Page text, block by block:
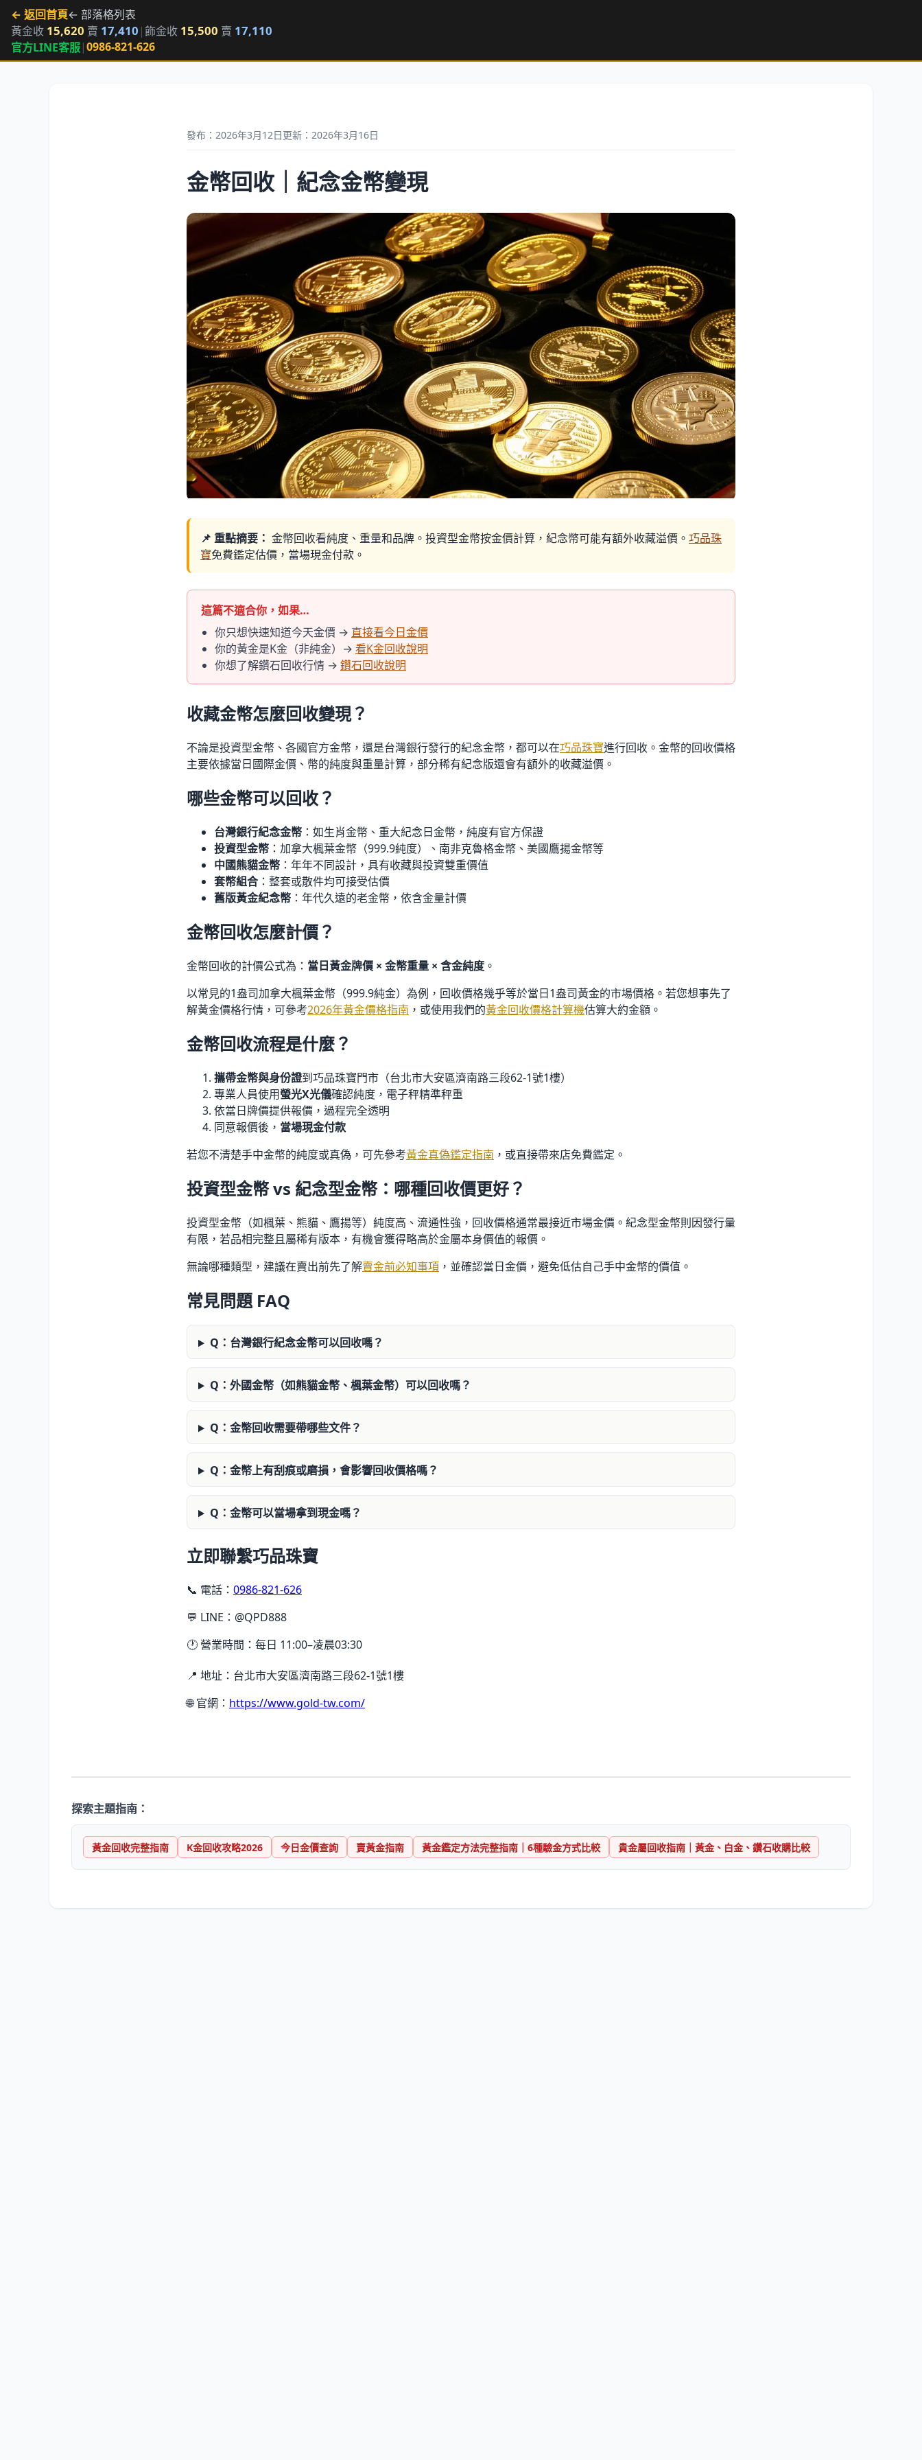
← 返回首頁← 部落格列表
黃金收 15,620 賣 17,410 |飾金收 15,500 賣 17,110
官方LINE客服|0986-821-626
發布：2026年3月12日更新：2026年3月16日
金幣回收｜紀念金幣變現
📌 重點摘要： 金幣回收看純度、重量和品牌。投資型金幣按金價計算，紀念幣可能有額外收藏溢價。 巧品珠
寶免費鑑定估價，當場現金付款。
這篇不適合你，如果…
你只想快速知道今天金價 → 直接看今日金價
你的黃金是K金（非純金）→ 看K金回收說明
你想了解鑽石回收行情 → 鑽石回收說明
收藏金幣怎麼回收變現？
不論是投資型金幣、各國官方金幣，還是台灣銀行發行的紀念金幣，都可以在巧品珠寶進行回收。金幣的回收價格
主要依據當日國際金價、幣的純度與重量計算，部分稀有紀念版還會有額外的收藏溢價。
哪些金幣可以回收？
台灣銀行紀念金幣 ：如生肖金幣、重大紀念日金幣，純度有官方保證
投資型金幣 ：加拿大楓葉金幣（999.9純度）、南非克魯格金幣、美國鷹揚金幣等
中國熊貓金幣 ：年年不同設計，具有收藏與投資雙重價值
套幣組合 ：整套或散件均可接受估價
舊版黃金紀念幣 ：年代久遠的老金幣，依含金量計價
金幣回收怎麼計價？
金幣回收的計價公式為： 當日黃金牌價 × 金幣重量 × 含金純度 。
以常見的1盎司加拿大楓葉金幣（999.9純金）為例，回收價格幾乎等於當日1盎司黃金的市場價格。若您想事先了
解黃金價格行情，可參考2026年黃金價格指南 ，或使用我們的黃金回收價格計算機估算大約金額。
金幣回收流程是什麼？
攜帶金幣與身份證到巧品珠寶門市（台北市大安區濟南路三段62-1號1樓）
專業人員使用螢光X光儀確認純度，電子秤精準秤重
依當日牌價提供報價，過程完全透明
同意報價後， 當場現金付款
若您不清楚手中金幣的純度或真偽，可先參考黃金真偽鑑定指南 ，或直接帶來店免費鑑定。
投資型金幣 vs 紀念型金幣：哪種回收價更好？
投資型金幣（如楓葉、熊貓、鷹揚等）純度高、流通性強，回收價格通常最接近市場金價。紀念型金幣則因發行量
有限，若品相完整且屬稀有版本，有機會獲得略高於金屬本身價值的報價。
無論哪種類型，建議在賣出前先了解賣金前必知事項 ，並確認當日金價，避免低估自己手中金幣的價值。
常見問題 FAQ
Q：台灣銀行紀念金幣可以回收嗎？
Q：外國金幣（如熊貓金幣、楓葉金幣）可以回收嗎？
Q：金幣回收需要帶哪些文件？
Q：金幣上有刮痕或磨損，會影響回收價格嗎？
Q：金幣可以當場拿到現金嗎？
立即聯繫巧品珠寶
📞 電話： 0986-821-626
💬 LINE：@QPD888
🕐 營業時間：每日 11:00–凌晨03:30
📍 地址：台北市大安區濟南路三段62-1號1樓
🌐 官網： https://www.gold-tw.com/
探索主題指南：
黃金回收完整指南 K金回收攻略2026 今日金價查詢 賣黃金指南 黃金鑑定方法完整指南｜6種驗金方式比較 貴金屬回收指南｜黃金、白金、鑽石收購比較